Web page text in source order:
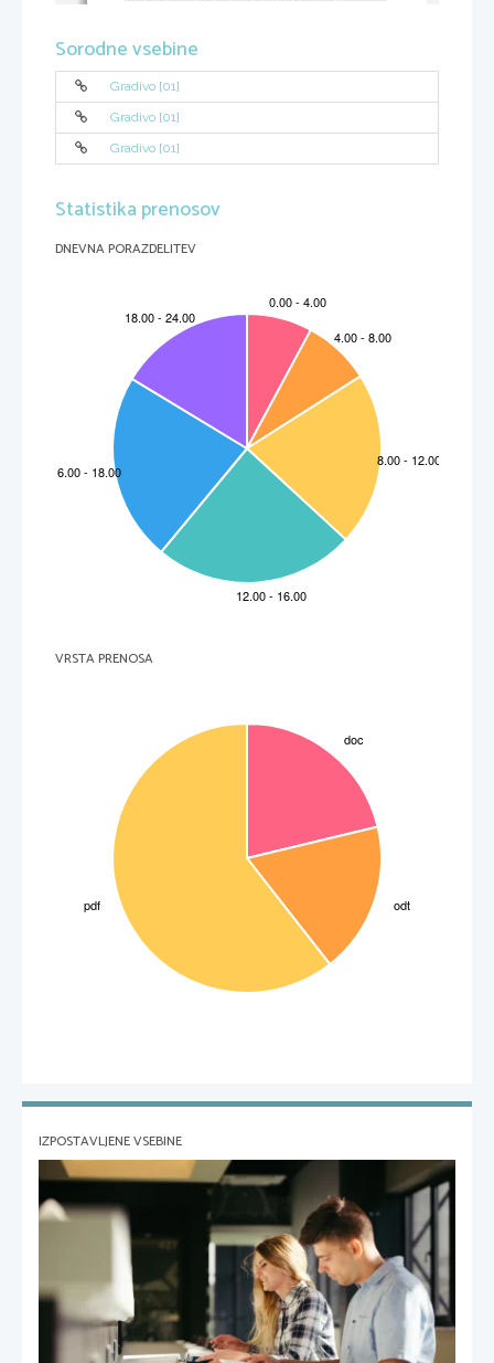
ŠUM (noise) = motnja, ki ovira prenos sporočila od sporočevalca do sprejemalca
PSIHOLOŠKI
Tehnične motnje nastanejo
zaradi tehničnih okvar.
Kasneje dodajo še »fiziološki
šum« - okvare v organizmu
udeležencev (npr. naglušnost)
pomena sporočila, predvsem
obvladovanja uporabljenega
jezika oz. koda (sistema
Motnja zaradi neujemanja
izkustva udeležencev
komuniciranja.
omogoča, da je sporočilo preneseno kljub prisotnosti šumov, gre za mero
presežnega ponavljanja(večkratno ponavljanje istih elementov sporočila), predvidljivost, urejenosti,
strukturiranosti (ang.:redundant-nekaj je odveč).
Izhaja iz strukture in konvencij sporočanja
Napravi sporočilo bolj predvidljivo
Redundantnost jezikovnega sporočanja – jezikovno sporočilo ima zardi strukture jezika (narave
besed in povedi) približno 50% redundanco.
o Slabšalni vsakdanji pomen: pretirano ponavljanje v sporočilu
ENTROPIJA
je mera nereda, nepredvidljivosti, naključnosti, nestrukturiranosti, nekonvencionalnosti. Je
nasprotje redundance.
Sorodne vsebine
Gradivo [01]
Gradivo [01]
Gradivo [01]
Statistika prenosov
DNEVNA PORAZDELITEV
VRSTA PRENOSA
IZPOSTAVLJENE VSEBINE